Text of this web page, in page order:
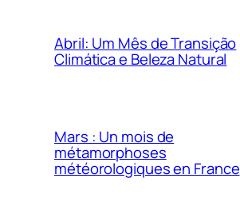
Abril: Um Mês de Transição
Climática e Beleza Natural
Mars : Un mois de
métamorphoses
météorologiques en France